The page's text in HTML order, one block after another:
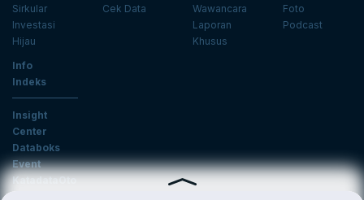
Sirkular
Investasi
Hijau
Cek Data
Wawancara
Laporan
Khusus
Foto
Podcast
Info
Indeks
Insight
Center
Databoks
Event
KatadataOto